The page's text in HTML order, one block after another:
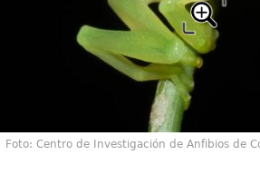
Foto: Centro de Investigación de Anfibios de